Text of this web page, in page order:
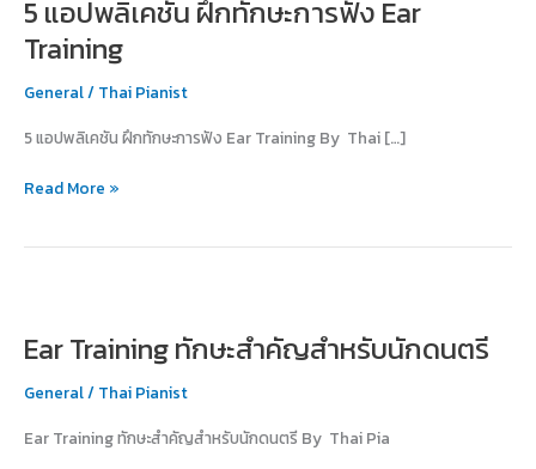
5 แอปพลิเคชัน ฝึกทักษะการฟัง Ear
Training
General/ Thai Pianist
5 แอปพลิเคชัน ฝึกทักษะการฟัง Ear Training By Thai […]
ฝึก
ทักษะ
การ
ฟัง
Training
Read More »
Ear Training ทักษะสำคัญสำหรับนักดนตรี
General/ Thai Pianist
Ear Training ทักษะสำคัญสำหรับนักดนตรี By Thai Pia
ทักษะ
สำหรับ
ดนตรี